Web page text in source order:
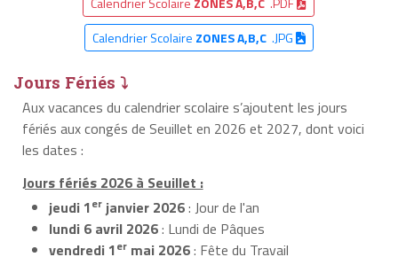
Calendrier Scolaire ZONES A,B,C.JPG
Jours Fériés ⤵
Aux vacances du calendrier scolaire s’ajoutent les jours
fériés aux congés de Seuillet en 2026 et 2027, dont voici
les dates :
Jours fériés 2026 à Seuillet :
jeudi 1er janvier 2026: Jour de l'an
lundi 6 avril 2026: Lundi de Pâques
vendredi 1er mai 2026: Fête du Travail